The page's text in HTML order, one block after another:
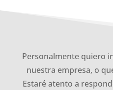
Personalmente quiero
nuestra empresa, o
Estaré atento a